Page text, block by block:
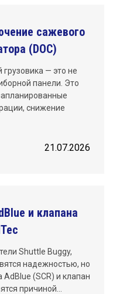
сажевого
(DOC)
— это не
панели. Это
снижение
21.07.2026
и клапана
Shuttle Buggy,
надежностью, но
(SCR) и клапан
причиной…